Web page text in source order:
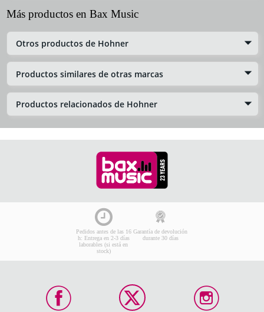
Más productos en Bax Music
Otros productos de Hohner
Productos similares de otras marcas
Productos relacionados de Hohner
Pedidos antes de las 16
h: Entrega en 2-3 días
laborables (si está en
stock)
Garantía de devolución
durante 30 días